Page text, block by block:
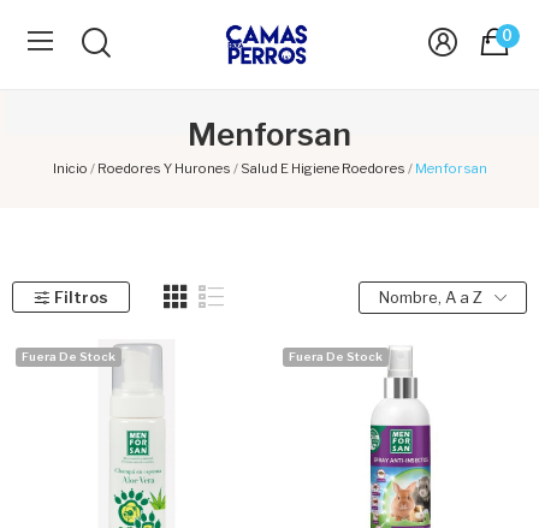
0
Menforsan
Inicio Roedores Y Hurones Salud E Higiene Roedores Menforsan
Filtros Nombre, A a Z
Fuera De Stock Fuera De Stock